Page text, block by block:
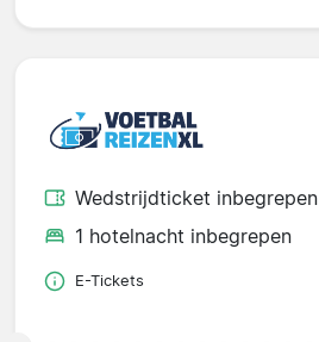
Wedstrijdticket inbegrepen
1 hotelnacht inbegrepen
E-Tickets